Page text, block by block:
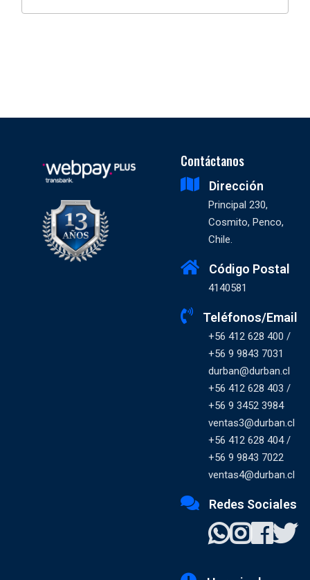
Contáctanos
Dirección
Principal 230,
Cosmito, Penco,
Chile.
Código Postal
4140581
Teléfonos/Email
+56 412 628 400 /
+56 9 9843 7031
durban@durban.cl
+56 412 628 403 /
+56 9 3452 3984
ventas3@durban.cl
+56 412 628 404 /
+56 9 9843 7022
ventas4@durban.cl
Redes Sociales